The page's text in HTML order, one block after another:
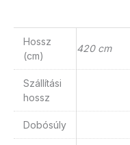
Hossz
(cm)
420 cm
Szállítási
hossz
Dobósúly